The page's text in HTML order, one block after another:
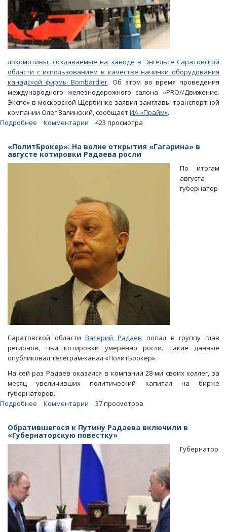
локомотивы, создаваемые на заводе в Энгельсе Саратовской
области с использованием в качестве начинки оборудования
канадской фирмы Bombardier. Об этом во время проведения
международного железнодорожного салона «PRO//Движение.
Экспо» в московской Щербинке заявил замглавы транспортной
компании Олег Валинский, сообщаетИА «Прайм».
Подробнее
по-
прежнему
отказывается
Энгельсе
Комментарии 423 просмотра
«ПолитБрокер»: На волне открытия «Гагарина» в
августе котировки Радаева росли
По итогам
августа
губернатор
Саратовской областиВалерий Радаев попал в группу глав
регионов, чьи котировки умеренно росли. Такие данные
опубликовал телеграм-канал «ПолитБрокер».
На сей раз Радаев оказался в компании 28-ми своих коллег, за
месяц увеличивших политический капитал на бирже
губернаторов.
Подробнее
волне
открытия
Комментарии 37 просмотров
Обратившегося к Путину Радаева включили в
«Губернаторскую повестку»
Губернатор